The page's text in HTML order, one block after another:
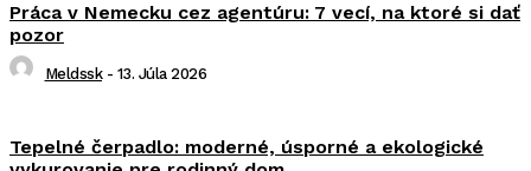
Práca v Nemecku cez agentúru: 7 vecí, na ktoré si dať
pozor
Meldssk - 13. Júla 2026
Tepelné čerpadlo: moderné, úsporné a ekologické